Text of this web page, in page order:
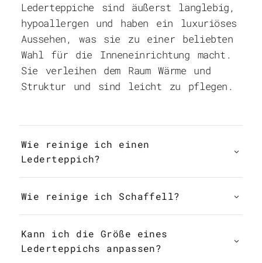
Lederteppiche sind äußerst langlebig,
hypoallergen und haben ein luxuriöses
Aussehen, was sie zu einer beliebten
Wahl für die Inneneinrichtung macht.
Sie verleihen dem Raum Wärme und
Struktur und sind leicht zu pflegen.
Wie reinige ich einen
Lederteppich?
Wie reinige ich Schaffell?
Kann ich die Größe eines
Lederteppichs anpassen?